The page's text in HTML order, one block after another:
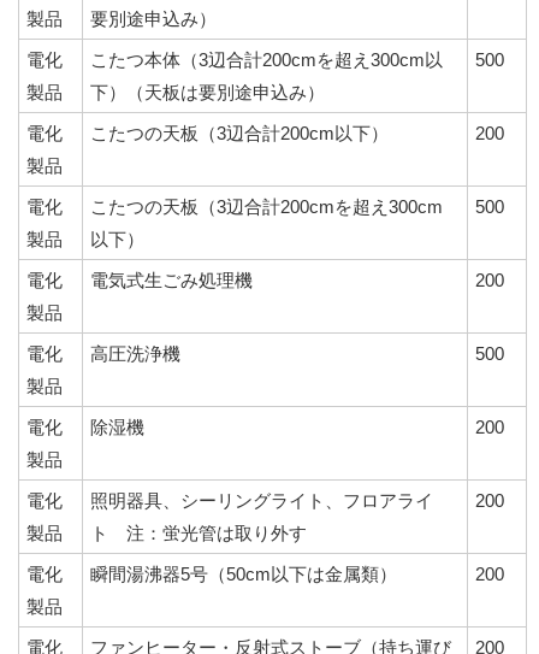
製品
要別途申込み）
電化
製品
こたつ本体（3辺合計200cmを超え300cm以
下）（天板は要別途申込み）
500
電化
製品
こたつの天板（3辺合計200cm以下） 200
電化
製品
こたつの天板（3辺合計200cmを超え300cm
以下）
500
電化
製品
電気式生ごみ処理機 200
電化
製品
高圧洗浄機 500
電化
製品
除湿機 200
電化
製品
照明器具、シーリングライト、フロアライ
ト 注：蛍光管は取り外す
200
電化
製品
瞬間湯沸器5号（50cm以下は金属類） 200
電化
ファンヒーター・反射式ストーブ（持ち運び
200